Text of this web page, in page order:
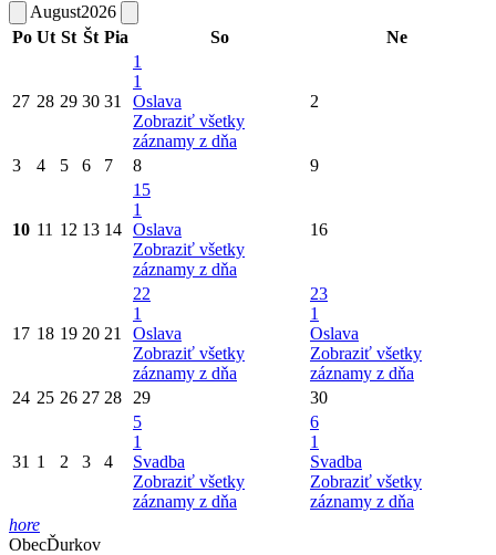
August2026
Po Ut St Št Pia So Ne
27 28 29 30 31
1
1
Oslava
Zobraziť všetky
záznamy z dňa
2
3 4 5 6 7 8 9
10 11 12 13 14
15
1
Oslava
Zobraziť všetky
záznamy z dňa
16
17 18 19 20 21
22
1
Oslava
Zobraziť všetky
záznamy z dňa
23
1
Oslava
Zobraziť všetky
záznamy z dňa
24 25 26 27 28 29 30
31 1 2 3 4
5
1
Svadba
Zobraziť všetky
záznamy z dňa
6
1
Svadba
Zobraziť všetky
záznamy z dňa
hore
ObecĎurkov